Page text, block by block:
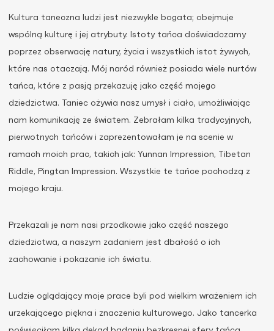
Kultura taneczna ludzi jest niezwykle bogata; obejmuje
wspólną kulturę i jej atrybuty. Istoty tańca doświadczamy
poprzez obserwację natury, życia i wszystkich istot żywych,
które nas otaczają. Mój naród również posiada wiele nurtów
tańca, które z pasją przekazuję jako część mojego
dziedzictwa. Taniec ożywia nasz umysł i ciało, umożliwiając
nam komunikację ze światem. Zebrałam kilka tradycyjnych,
pierwotnych tańców i zaprezentowałam je na scenie w
ramach moich prac, takich jak: Yunnan Impression, Tibetan
Riddle, Pingtan Impression. Wszystkie te tańce pochodzą z
mojego kraju.
Przekazali je nam nasi przodkowie jako część naszego
dziedzictwa, a naszym zadaniem jest dbałość o ich
zachowanie i pokazanie ich światu.
Ludzie oglądający moje prace byli pod wielkim wrażeniem ich
urzekającego piękna i znaczenia kulturowego. Jako tancerka